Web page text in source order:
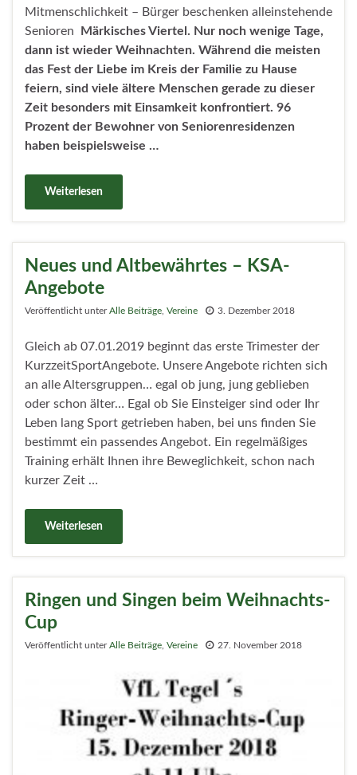
Mitmenschlichkeit – Bürger beschenken alleinstehende
Senioren
Märkisches Viertel. Nur noch wenige Tage,
dann ist wieder Weihnachten. Während die meisten
das Fest der Liebe im Kreis der Familie zu Hause
feiern, sind viele ältere Menschen gerade zu dieser
Zeit besonders mit Einsamkeit konfrontiert. 96
Prozent der Bewohner von Seniorenresidenzen
haben beispielsweise …
Weiterlesen
Neues und Altbewährtes – KSA-
Angebote
Veröffentlicht unterAlle Beiträge Vereine 3. Dezember 2018
Gleich ab 07.01.2019 beginnt das erste Trimester der
KurzzeitSportAngebote. Unsere Angebote richten sich
an alle Altersgruppen… egal ob jung, jung geblieben
oder schon älter… Egal ob Sie Einsteiger sind oder Ihr
Leben lang Sport getrieben haben, bei uns finden Sie
bestimmt ein passendes Angebot. Ein regelmäßiges
Training erhält Ihnen ihre Beweglichkeit, schon nach
kurzer Zeit …
Weiterlesen
Ringen und Singen beim Weihnachts-
Cup
Veröffentlicht unterAlle Beiträge Vereine 27. November 2018